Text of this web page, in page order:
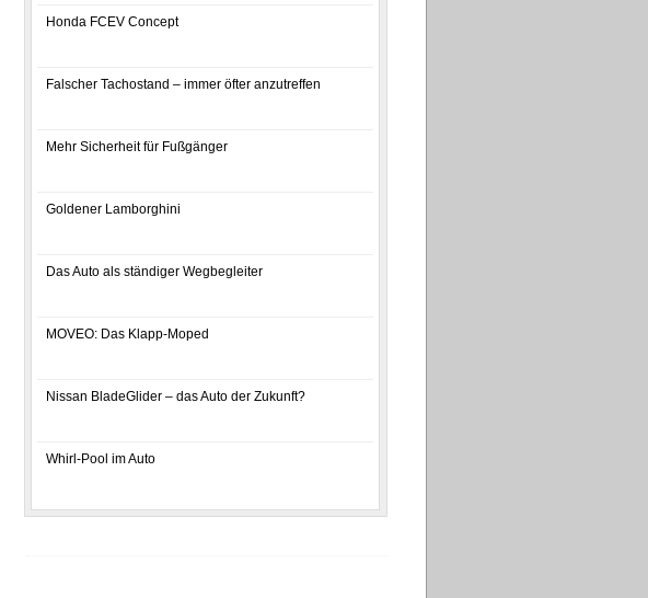
Honda FCEV Concept
Falscher Tachostand – immer öfter anzutreffen
Mehr Sicherheit für Fußgänger
Goldener Lamborghini
Das Auto als ständiger Wegbegleiter
MOVEO: Das Klapp-Moped
Nissan BladeGlider – das Auto der Zukunft?
Whirl-Pool im Auto